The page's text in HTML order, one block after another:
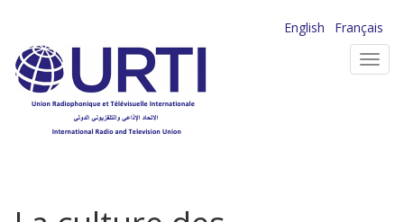
contenu
principal
English
Français